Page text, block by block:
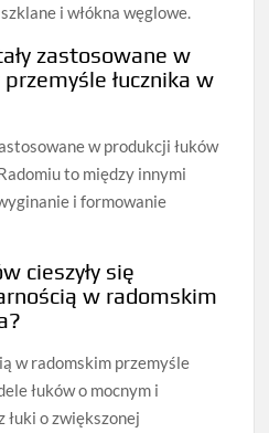
i włókna węglowe.
zastosowane w
łucznika w
w produkcji łuków
to między innymi
i formowanie
cieszyły się
w radomskim
w radomskim przemyśle
łuków o mocnym i
o zwiększonej